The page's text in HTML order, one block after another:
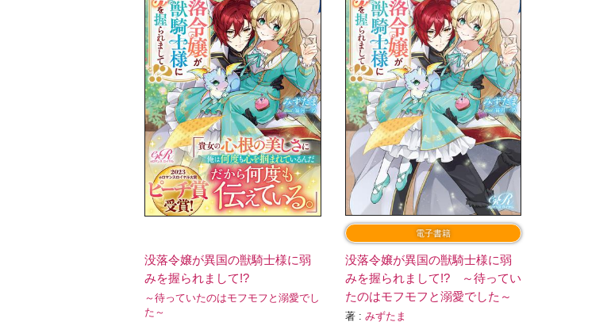
没落令嬢が異国の獣騎士様に弱
みを握られまして!?
～待っていたのはモフモフと溺愛でし
た～
電子書籍
没落令嬢が異国の獣騎士様に弱
みを握られまして!? ～待ってい
たのはモフモフと溺愛でした～
著 : みずたま